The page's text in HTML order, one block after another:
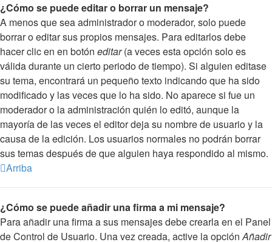
¿Cómo se puede editar o borrar un mensaje?
A menos que sea administrador o moderador, solo puede
borrar o editar sus propios mensajes. Para editarlos debe
hacer clic en en botón editar(a veces esta opción solo es
válida durante un cierto periodo de tiempo). Si alguien editase
su tema, encontrará un pequeño texto indicando que ha sido
modificado y las veces que lo ha sido. No aparece si fue un
moderador o la administración quién lo editó, aunque la
mayoría de las veces el editor deja su nombre de usuario y la
causa de la edición. Los usuarios normales no podrán borrar
sus temas después de que alguien haya respondido al mismo.
Arriba
¿Cómo se puede añadir una firma a mi mensaje?
Para añadir una firma a sus mensajes debe crearla en el Panel
de Control de Usuario. Una vez creada, active la opciónAñadir